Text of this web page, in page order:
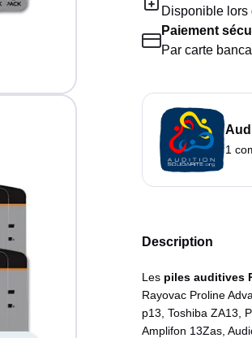
Disponible lors
Paiement
Par carte
1
Description
Les piles auditives
Rayovac Proline
p13, Toshiba ZA13,
Amplifon 13Zas,